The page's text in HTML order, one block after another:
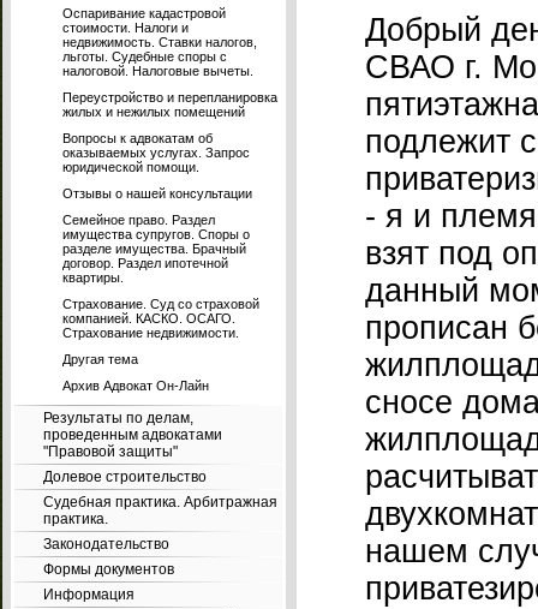
Оспаривание кадастровой
стоимости. Налоги и
недвижимость. Ставки налогов,
льготы. Судебные споры с
налоговой. Налоговые вычеты.
Переустройство и перепланировка
жилых и нежилых помещений
Вопросы к адвокатам об
оказываемых услугах. Запрос
юридической помощи.
Отзывы о нашей консультации
Семейное право. Раздел
имущества супругов. Споры о
разделе имущества. Брачный
договор. Раздел ипотечной
квартиры.
Страхование. Суд со страховой
компанией. КАСКО. ОСАГО.
Страхование недвижимости.
Другая тема
Архив Адвокат Он-Лайн
Результаты по делам,
проведенным адвокатами
"Правовой защиты"
Долевое строительство
Судебная практика. Арбитражная
практика.
Законодательство
Формы документов
Информация
Добрый
СВАО г.
подлежит
- я и
взят под
данный
прописан
сносе
нашем